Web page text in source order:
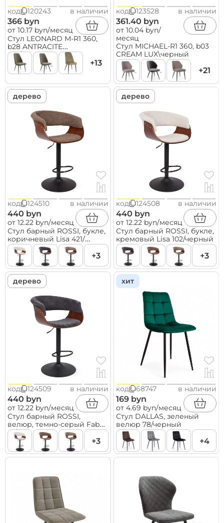
код 120243 в наличии
366 byn
от 10.17 byn/месяц
Стул LEONARD M-R1 360,
b28 ANTRACITE
LUX\черный
+13
код 123528 в наличии
361.40 byn
от 10.04 byn/
месяц
Стул MICHAEL-R1 360, b03
CREAM LUX\черный
+21
дерево
код 124510 в наличии
440 byn
от 12.22 byn/месяц
Стул барный ROSSI, букле,
коричневый Lisa 421/
черный
+3
дерево
код 124508 в наличии
440 byn
от 12.22 byn/месяц
Стул барный ROSSI, букле,
кремовый Lisa 102/черный
+3
дерево
код 124509 в наличии
440 byn
от 12.22 byn/месяц
Стул барный ROSSI,
велюр, темно-серый Fabb
16/черный
+3
хит
код 68747 в наличии
169 byn
от 4.69 byn/месяц
Стул DALLAS, зеленый
велюр 78/черный
+4